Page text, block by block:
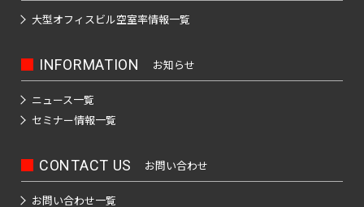
大型オフィスビル空室率情報一覧
INFORMATION お知らせ
ニュース一覧
セミナー情報一覧
CONTACT US お問い合わせ
お問い合わせ一覧